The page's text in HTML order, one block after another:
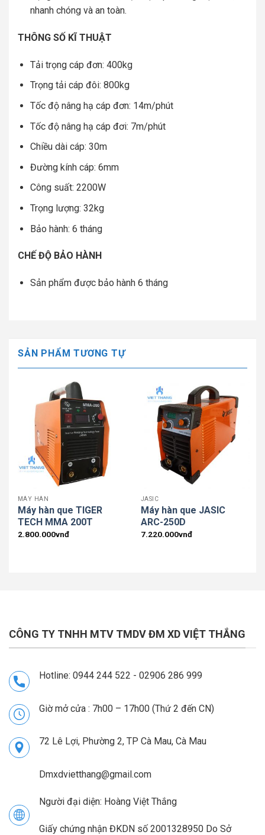
nhanh chóng và an toàn.
THÔNG SỐ KĨ THUẬT
Tải trọng cáp đơn: 400kg
Trọng tải cáp đôi: 800kg
Tốc độ nâng hạ cáp đơn: 14m/phút
Tốc độ nâng hạ cáp đơi: 7m/phút
Chiều dài cáp: 30m
Đường kính cáp: 6mm
Công suất: 2200W
Trọng lượng: 32kg
Bảo hành: 6 tháng
CHẾ ĐỘ BẢO HÀNH
Sản phẩm được bảo hành 6 tháng
SẢN PHẨM TƯƠNG TỰ
MÁY HÀN
Máy hàn que TIGER
TECH MMA 200T
2.800.000vnđ
JASIC
Máy hàn que JASIC
ARC-250D
7.220.000vnđ
CÔNG TY TNHH MTV TMDV ĐM XD VIỆT THẮNG
Hotline: 0944 244 522 - 02906 286 999
Giờ mở cửa : 7h00 – 17h00 (Thứ 2 đến CN)
72 Lê Lợi, Phường 2, TP Cà Mau, Cà Mau
Dmxdvietthang@gmail.com
Người đại diện: Hoàng Việt Thắng
Giấy chứng nhận ĐKDN số 2001328950 Do Sở